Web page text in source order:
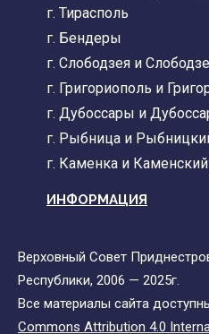
г. Тирасполь
г. Бендеры
г. Слободзея и
г. Григориополь и
г. Дубоссары и
г. Рыбница и
г. Каменка и
ИНФОРМАЦИЯ
Верховный Совет
Республики, 2006 — 2025г.
Все материалы сайта
Commons Attribution 4.0